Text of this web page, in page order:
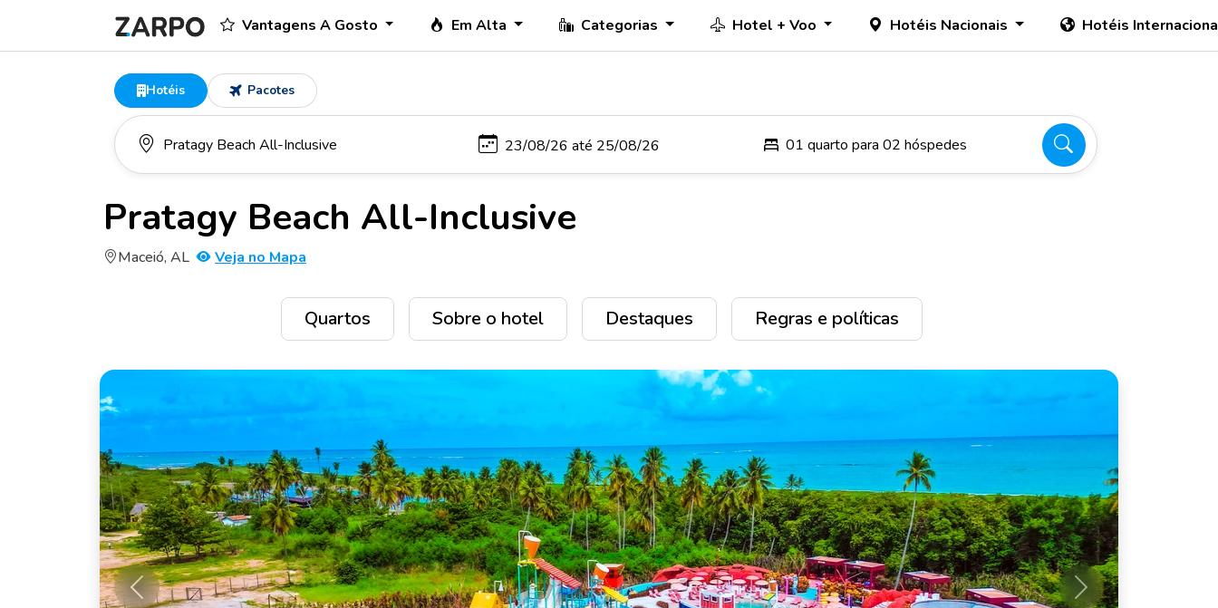
Vantagens A Gosto Em Alta Categorias Hotel + Voo Hotéis Nacionais Hotéis
Hotéis Pacotes
01 quarto para 02 hóspedes
Pratagy Beach All-Inclusive
Maceió, AL Veja no Mapa
Quartos Sobre o hotel Destaques Regras e políticas
Anterior Próximo